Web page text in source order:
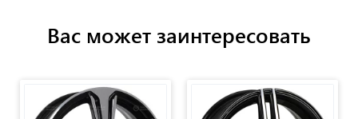
Вас может заинтересовать